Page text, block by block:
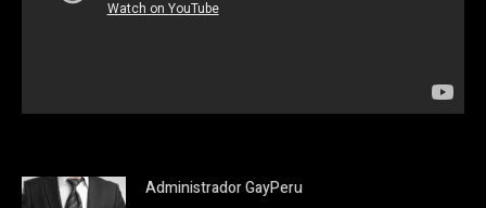
Administrador GayPeru